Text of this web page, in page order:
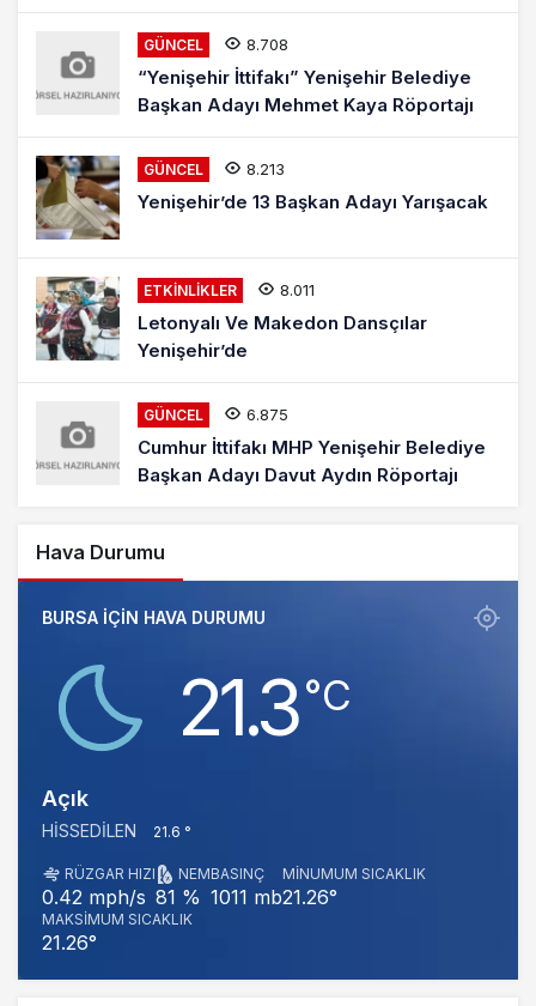
GÜNCEL 8.708
“Yenişehir İttifakı” Yenişehir Belediye
Başkan Adayı Mehmet Kaya Röportajı
GÜNCEL 8.213
Yenişehir’de 13 Başkan Adayı Yarışacak
ETKINLIKLER 8.011
Letonyalı Ve Makedon Dansçılar
Yenişehir’de
GÜNCEL 6.875
Cumhur İttifakı MHP Yenişehir Belediye
Başkan Adayı Davut Aydın Röportajı
Hava Durumu
BURSA IÇIN HAVA DURUMU
21.3‎°C
Açık
HISSEDILEN 21.6 °
RÜZGAR HIZI
0.42 mph/s
NEM
81 %
BASINÇ
1011 mb
MINUMUM SICAKLIK
21.26°
MAKSIMUM SICAKLIK
21.26°